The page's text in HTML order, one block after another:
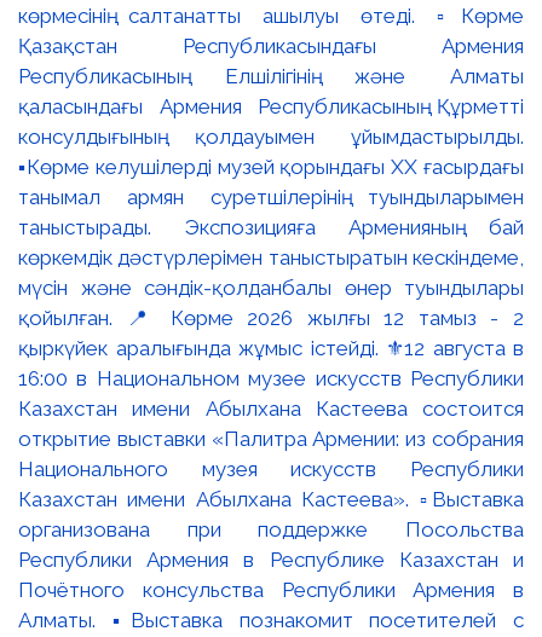
көрмесінің салтанатты ашылуы өтеді. ▫️Көрме
Қазақстан Республикасындағы Армения
Республикасының Елшілігінің және Алматы
қаласындағы Армения Республикасының Құрметті
консулдығының қолдауымен ұйымдастырылды.
▪️Көрме келушілерді музей қорындағы ХХ ғасырдағы
танымал армян суретшілерінің туындыларымен
таныстырады. Экспозицияға Арменияның бай
көркемдік дәстүрлерімен таныстыратын кескіндеме,
мүсін және сәндік-қолданбалы өнер туындылары
қойылған. 📍 Көрме 2026 жылғы 12 тамыз - 2
қыркүйек аралығында жұмыс істейді. ⚜️12 августа в
16:00 в Национальном музее искусств Республики
Казахстан имени Абылхана Кастеева состоится
открытие выставки «Палитра Армении: из собрания
Национального музея искусств Республики
Казахстан имени Абылхана Кастеева». ▫️Выставка
организована при поддержке Посольства
Республики Армения в Республике Казахстан и
Почётного консульства Республики Армения в
Алматы. ▪️Выставка познакомит посетителей с